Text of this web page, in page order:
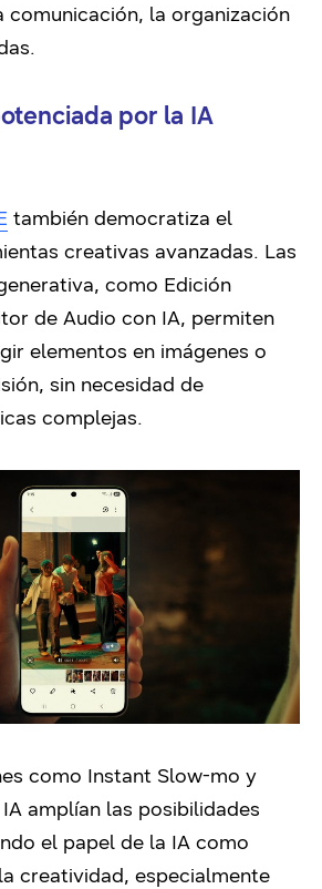
comunicación, la organización
por la IA
también democratiza el
creativas avanzadas. Las
como Edición
de Audio con IA, permiten
elementos en imágenes o
sin necesidad de
complejas.
como Instant Slow-mo y
amplían las posibilidades
el papel de la IA como
creatividad, especialmente